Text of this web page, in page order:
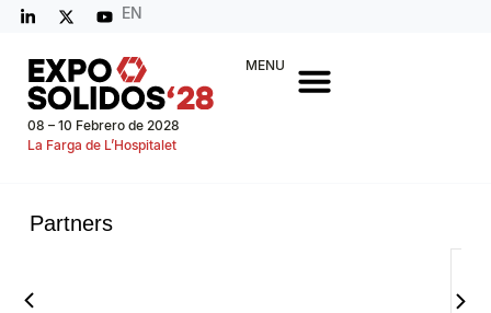
EN
08 – 10 Febrero de 2028
La Farga de L’Hospitalet
MENU
Partners